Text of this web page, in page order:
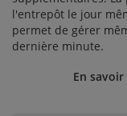
l'entrepôt le jour
permet de gérer
dernière minute.
En